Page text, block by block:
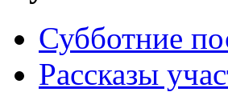
Субботние
Рассказы